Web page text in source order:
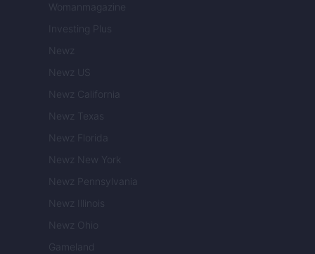
Womanmagazine
Investing Plus
Newz
Newz US
Newz California
Newz Texas
Newz Florida
Newz New York
Newz Pennsylvania
Newz Illinois
Newz Ohio
Gameland